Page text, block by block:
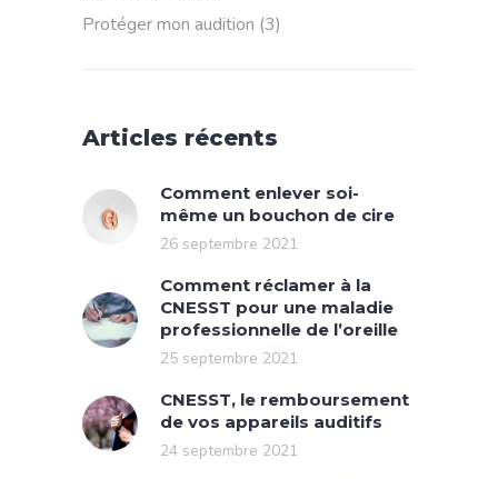
Protéger mon audition (3)
Articles récents
Comment enlever soi-
même un bouchon de cire
26 septembre 2021
Comment réclamer à la
CNESST pour une maladie
professionnelle de l’oreille
25 septembre 2021
CNESST, le remboursement
de vos appareils auditifs
24 septembre 2021